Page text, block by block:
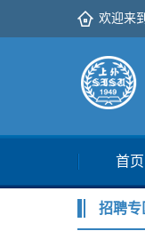
欢迎来
首页
招聘专